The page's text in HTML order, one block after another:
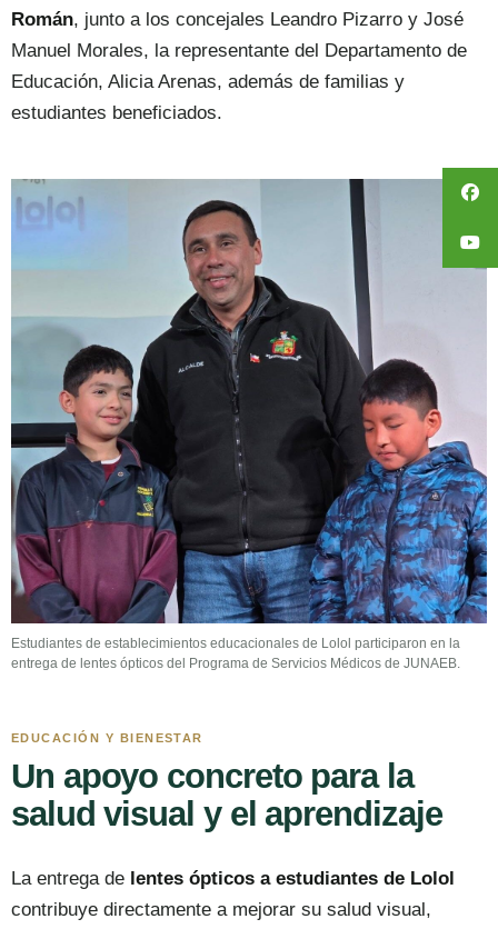
Román, junto a los concejales Leandro Pizarro y José
Manuel Morales, la representante del Departamento de
Educación, Alicia Arenas, además de familias y
estudiantes beneficiados.
Estudiantes de establecimientos educacionales de Lolol participaron en la
entrega de lentes ópticos del Programa de Servicios Médicos de JUNAEB.
EDUCACIÓN Y BIENESTAR
Un apoyo concreto para la
salud visual y el aprendizaje
La entrega de lentes ópticos a estudiantes de Lolol
contribuye directamente a mejorar su salud visual,